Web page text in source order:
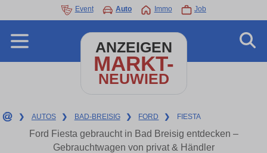
Event Auto Immo Job
ANZEIGEN
MARKT-
NEUWIED
❯ AUTOS ❯ BAD-BREISIG ❯ FORD ❯ FIESTA
Ford Fiesta gebraucht in Bad Breisig entdecken –
Gebrauchtwagen von privat & Händler